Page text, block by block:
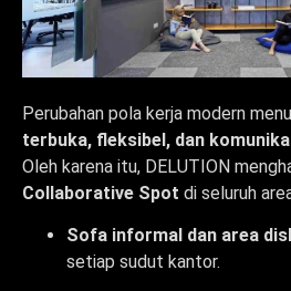
Perubahan pola kerja modern
terbuka, fleksibel, dan
Oleh karena itu, DELUTION
Collaborative Spot di seluruh
Sofa informal dan area
setiap sudut kantor.